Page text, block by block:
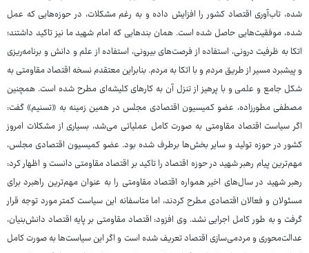
شده، تاب‌آوری اقتصاد کشور را افزایش داده و به رغم مشکلات، در حوزه‌هایی که عمل
شده، موفقیت‌هایی حاصل شده است. همان بندهایی که امام شهید ما نیز تاکید داشتند؛
اتکا به ظرفیت درونی، استفاده از فرصت‌های بیرونی، استفاده از علم و دانش و برنامه‌ریزی
و پیشبرد مسیر از طریق مردم و با اتکا به مردم. بنابراین معتقدم نسخه اقتصاد مقاومتی به
شکل جامع و علمی و با پرهیز از تنزل آن به کارهای کلیشه‌ای مطرح شده است. همچنین
مصطفی مطورزاده، عضو کمیسیون اقتصادی مجلس در همین زمینه به «تسنیم» گفت:
اگر سیاست اقتصاد مقاومتی به صورت کامل عملیاتی می‌شد، بسیاری از مشکلات امروز
کشور در حوزه تولید و سایر بخش‌ها برطرف شده بود. عضو کمیسیون اقتصادی مجلس،
مهم‌ترین پیام رهبر شهید در حوزه اقتصاد را تاکید بر اقتصاد مقاومتی دانست و اظهار کرد:
رهبر شهید در سال‌های اخیر همواره اقتصاد مقاومتی را به عنوان مهم‌ترین راهبرد برای
مسئولان و فعالان اقتصادی مطرح کردند، اما متاسفانه این سیاست کمتر مورد توجه قرار
گرفت و به طور کامل اجرایی نشد. وی افزود: اقتصاد مقاومتی بر پایه اقتصاد دانش‌بنیان،
عدالت‌محوری و مردمی‌سازی اقتصاد تعریف شده است و اگر این سیاست‌ها به صورت کامل